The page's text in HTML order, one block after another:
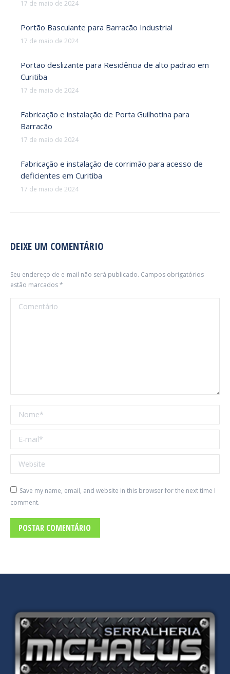
17 de maio de 2024
Portão Basculante para Barracão Industrial
17 de maio de 2024
Portão deslizante para Residência de alto padrão em
Curitiba
17 de maio de 2024
Fabricação e instalação de Porta Guilhotina para
Barracão
17 de maio de 2024
Fabricação e instalação de corrimão para acesso de
deficientes em Curitiba
17 de maio de 2024
DEIXE UM COMENTÁRIO
Seu endereço de e-mail não será publicado. Campos obrigatórios
estão marcados*
Comentário
Nome *
E-mail *
Website
Save my name, email, and website in this browser for the next time I
comment.
POSTAR COMENTÁRIO